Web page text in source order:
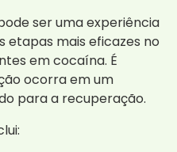
ser uma experiência
etapas mais eficazes no
em cocaína. É
ocorra em um
para a recuperação.